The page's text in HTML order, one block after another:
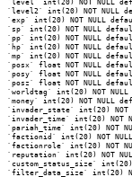
`level2` int(20) NOT NULL
`exp` int(20) NOT NULL
`sp` int(20) NOT NULL
`pp` int(20) NOT NULL
`hp` int(20) NOT NULL
`mp` int(20) NOT NULL
`posx` float NOT NULL
`posy` float NOT NULL
`posz` float NOT NULL
`worldtag` int(20) NOT
`money` int(20) NOT NULL
`invader_state` int(20) NOT
`invader_time` int(20) NOT
`pariah_time` int(20) NOT
`factionid` int(20) NOT
`factionrole` int(20) NOT
`reputation` int(20) NOT
`custom_status_size`
`filter_data_size` int(20)